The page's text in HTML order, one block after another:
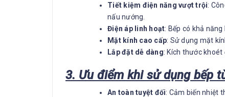
Tiết kiệm điện năng vượt trội:
nấu nướng.
Điện áp linh hoạt: Bếp có khả
Mặt kính cao cấp: Sử dụng mặt
Lắp đặt dễ dàng: Kích thước
3. Ưu điểm khi sử dụng bếp
An toàn tuyệt đối: Cảm biến nhiệt